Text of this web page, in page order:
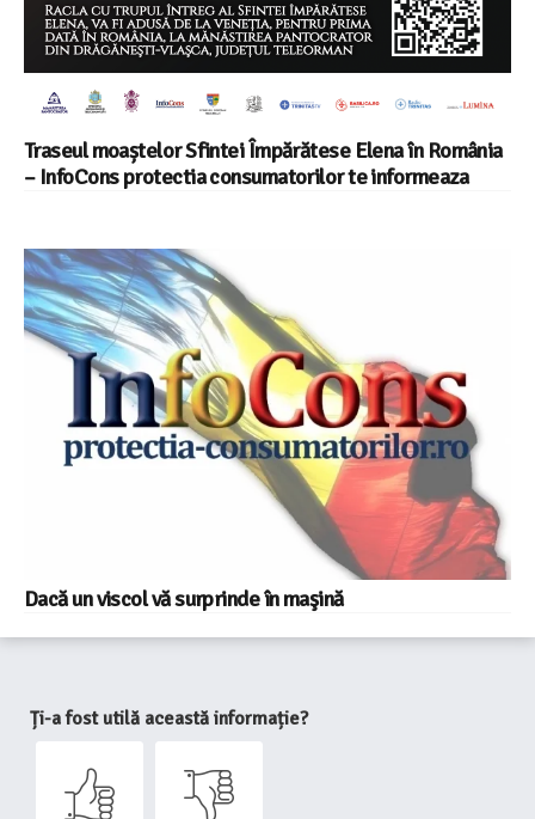
Traseul moaștelor Sfintei Împărătese Elena în România
– InfoCons protectia consumatorilor te informeaza
Dacă un viscol vă surprinde în maşină
Ți-a fost utilă această informație?